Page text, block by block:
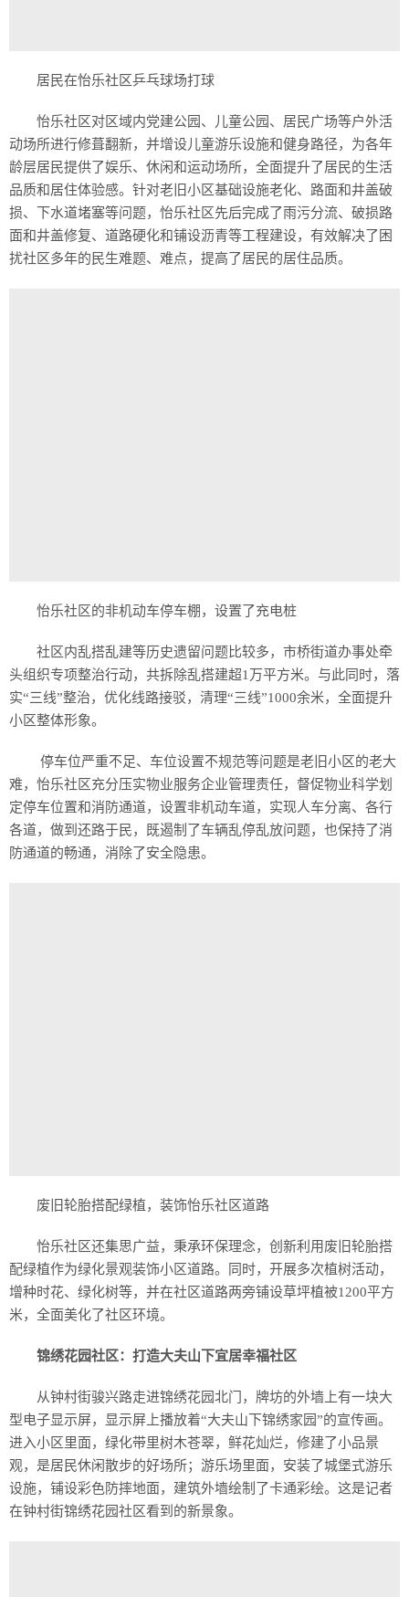
居民在怡乐社区乒乓球场打球
怡乐社区对区域内党建公园、儿童公园、居民广场等户外活
动场所进行修葺翻新，并增设儿童游乐设施和健身路径，为各年
龄层居民提供了娱乐、休闲和运动场所，全面提升了居民的生活
品质和居住体验感。针对老旧小区基础设施老化、路面和井盖破
损、下水道堵塞等问题，怡乐社区先后完成了雨污分流、破损路
面和井盖修复、道路硬化和铺设沥青等工程建设，有效解决了困
扰社区多年的民生难题、难点，提高了居民的居住品质。
怡乐社区的非机动车停车棚，设置了充电桩
社区内乱搭乱建等历史遗留问题比较多，市桥街道办事处牵
头组织专项整治行动，共拆除乱搭建超1万平方米。与此同时，落
实“三线”整治，优化线路接驳，清理“三线”1000余米，全面提升
小区整体形象。
停车位严重不足、车位设置不规范等问题是老旧小区的老大
难，怡乐社区充分压实物业服务企业管理责任，督促物业科学划
定停车位置和消防通道，设置非机动车道，实现人车分离、各行
各道，做到还路于民，既遏制了车辆乱停乱放问题，也保持了消
防通道的畅通，消除了安全隐患。
废旧轮胎搭配绿植，装饰怡乐社区道路
怡乐社区还集思广益，秉承环保理念，创新利用废旧轮胎搭
配绿植作为绿化景观装饰小区道路。同时，开展多次植树活动，
增种时花、绿化树等，并在社区道路两旁铺设草坪植被1200平方
米，全面美化了社区环境。
锦绣花园社区：打造大夫山下宜居幸福社区
从钟村街骏兴路走进锦绣花园北门，牌坊的外墙上有一块大
型电子显示屏，显示屏上播放着“大夫山下锦绣家园”的宣传画。
进入小区里面，绿化带里树木苍翠，鲜花灿烂，修建了小品景
观，是居民休闲散步的好场所；游乐场里面，安装了城堡式游乐
设施，铺设彩色防摔地面，建筑外墙绘制了卡通彩绘。这是记者
在钟村街锦绣花园社区看到的新景象。